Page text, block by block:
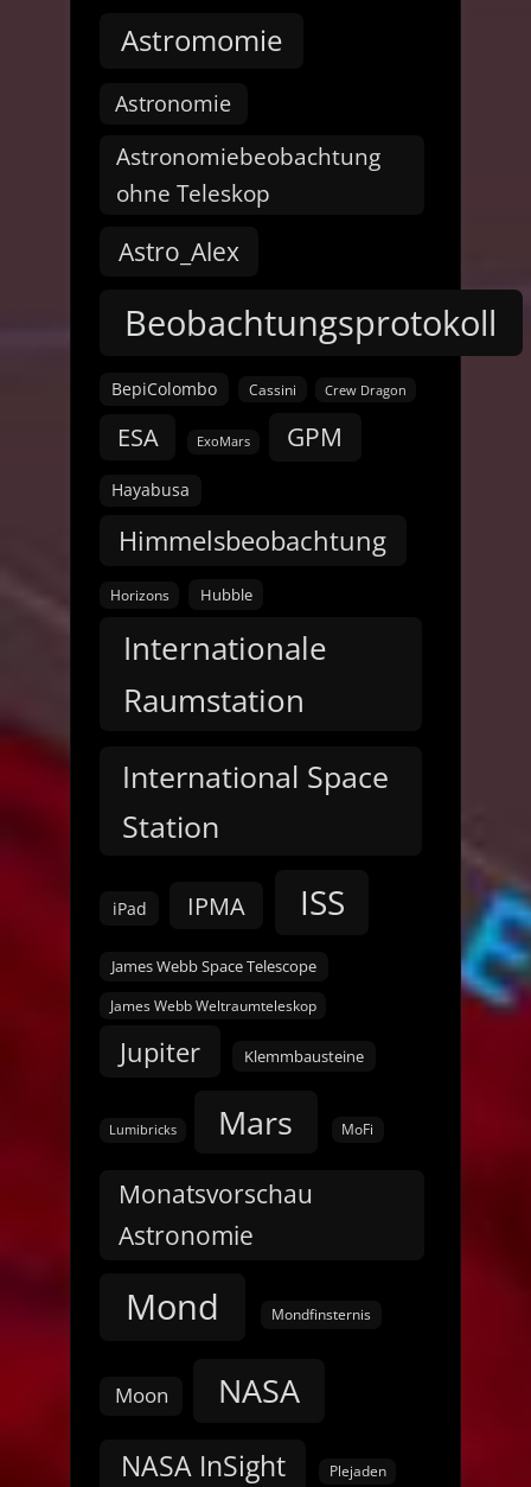
Astromomie
Astronomie
Astronomiebeobachtung
ohne Teleskop
Astro_Alex
Beobachtungsprotokoll
BepiColombo Cassini Crew Dragon
ESA ExoMars GPM
Hayabusa
Himmelsbeobachtung
Horizons Hubble
Internationale
Raumstation
International Space
Station
iPad IPMA ISS
James Webb Space Telescope
James Webb Weltraumteleskop
Jupiter Klemmbausteine
Lumibricks Mars MoFi
Monatsvorschau
Astronomie
Mond Mondfinsternis
Moon NASA
NASA InSight Plejaden